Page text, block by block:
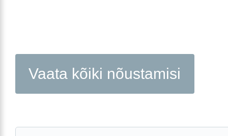
Vaata kõiki nõustamisi